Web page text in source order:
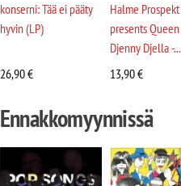
konserni: Tää ei pääty
hyvin (LP)
26,90€
Halme Prospekt
presents Queen
Djenny Djella -...
13,90€
Ennakkomyynnissä